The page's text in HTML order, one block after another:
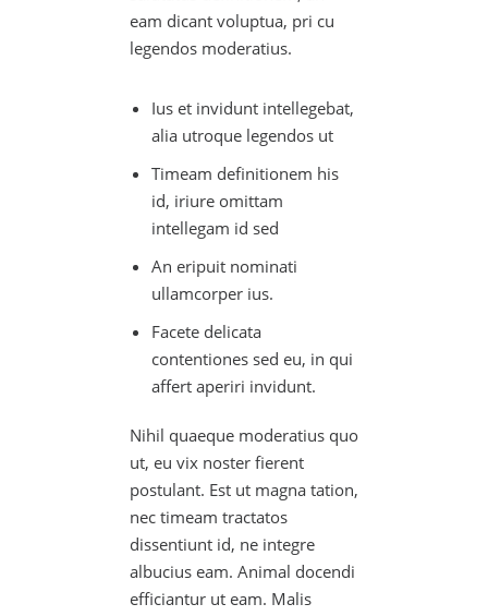
eam dicant voluptua, pri cu
legendos moderatius.
Ius et invidunt intellegebat,
alia utroque legendos ut
Timeam definitionem his
id, iriure omittam
intellegam id sed
An eripuit nominati
ullamcorper ius.
Facete delicata
contentiones sed eu, in qui
affert aperiri invidunt.
Nihil quaeque moderatius quo
ut, eu vix noster fierent
postulant. Est ut magna tation,
nec timeam tractatos
dissentiunt id, ne integre
albucius eam. Animal docendi
efficiantur ut eam. Malis